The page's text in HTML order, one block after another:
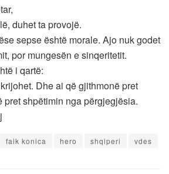
duhet ta provojë.
sepse është morale. Ajo nuk godet
por mungesën e sinqeritetit.
i qartë:
Dhe ai që gjithmonë pret
pret shpëtimin nga përgjegjësia.
faik konica hero shqiperi vdes